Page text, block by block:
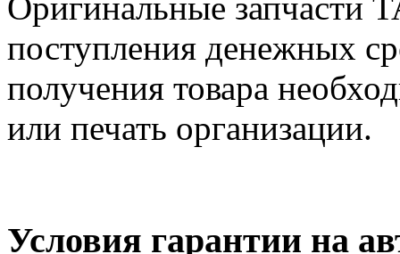
поступления денежных
получения товара
или печать организации.
Условия гарантии на